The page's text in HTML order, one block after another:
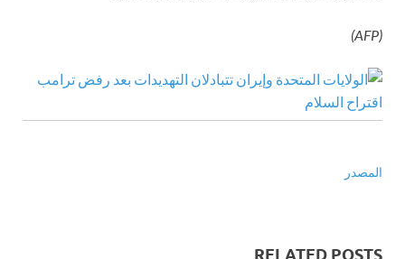
(AFP)
المصدر
RELATED POSTS